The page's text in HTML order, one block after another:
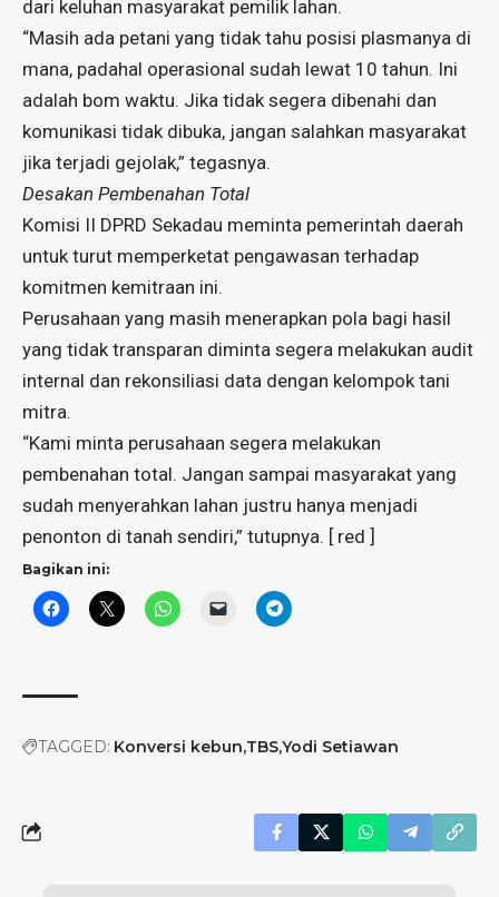
dari keluhan masyarakat pemilik lahan.
“Masih ada petani yang tidak tahu posisi plasmanya di
mana, padahal operasional sudah lewat 10 tahun. Ini
adalah bom waktu. Jika tidak segera dibenahi dan
komunikasi tidak dibuka, jangan salahkan masyarakat
jika terjadi gejolak,” tegasnya.
Desakan Pembenahan Total
Komisi II DPRD Sekadau meminta pemerintah daerah
untuk turut memperketat pengawasan terhadap
komitmen kemitraan ini.
Perusahaan yang masih menerapkan pola bagi hasil
yang tidak transparan diminta segera melakukan audit
internal dan rekonsiliasi data dengan kelompok tani
mitra.
“Kami minta perusahaan segera melakukan
pembenahan total. Jangan sampai masyarakat yang
sudah menyerahkan lahan justru hanya menjadi
penonton di tanah sendiri,” tutupnya. [ red ]
Bagikan ini:
TAGGED: Konversi kebun TBSYodi Setiawan